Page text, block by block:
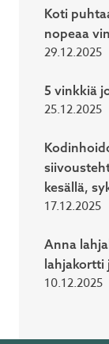
Koti
nopeaa
29.12.2025
5 vinkkiä
25.12.2025
kesällä,
17.12.2025
Anna
lahjakortti
10.12.2025